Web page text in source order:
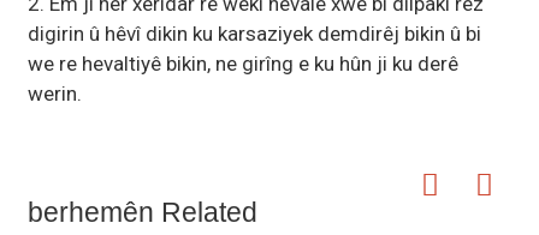
digirin û hêvî dikin ku karsaziyek demdirêj bikin û bi
we re hevaltiyê bikin, ne girîng e ku hûn ji ku derê
werin.
berhemên Related